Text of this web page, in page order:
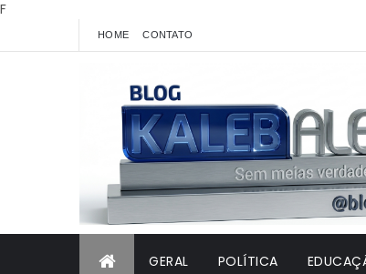
F
HOME CONTATO
GERAL POLÍTICA